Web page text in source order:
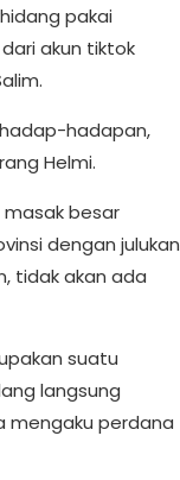
pakai
akun tiktok
hadapan,
Helmi.
besar
dengan julukan
tidak akan ada
suatu
langsung
mengaku perdana